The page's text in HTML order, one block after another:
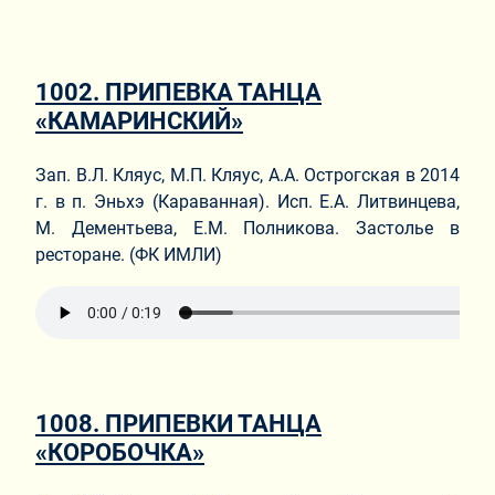
1002. ПРИПЕВКА ТАНЦА
«КАМАРИНСКИЙ»
Зап. В.Л. Кляус, М.П. Кляус, А.А. Острогская в 2014
г. в п. Эньхэ (Караванная). Исп. Е.А. Литвинцева,
М. Дементьева, Е.М. Полникова. Застолье в
ресторане. (ФК ИМЛИ)
1008. ПРИПЕВКИ ТАНЦА
«КОРОБОЧКА»